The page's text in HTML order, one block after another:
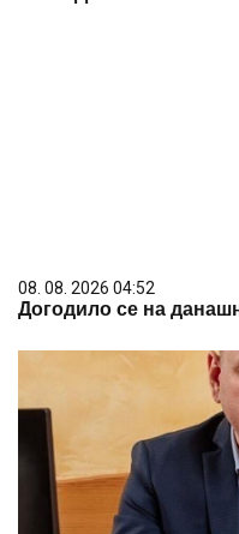
08. 08. 2026 04:52
Догодило се на